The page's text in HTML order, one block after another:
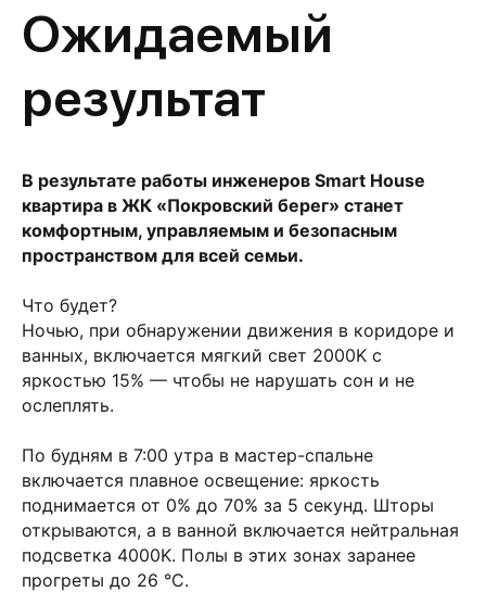
Ожидаемый
результат
В результате работы инженеров Smart House
квартира в ЖК «Покровский берег» станет
комфортным, управляемым и безопасным
пространством для всей семьи.
Что будет?
Ночью, при обнаружении движения в коридоре и
ванных, включается мягкий свет 2000K с
яркостью 15% — чтобы не нарушать сон и не
ослеплять.
По будням в 7:00 утра в мастер-спальне
включается плавное освещение: яркость
поднимается от 0% до 70% за 5 секунд. Шторы
открываются, а в ванной включается нейтральная
подсветка 4000K. Полы в этих зонах заранее
прогреты до 26 °C.